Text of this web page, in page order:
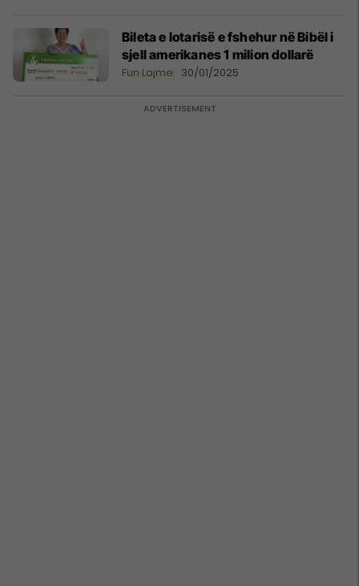
Bileta e lotarisë e fshehur në Bibël i
sjell amerikanes 1 milion dollarë
Fun Lajme 30/01/2025